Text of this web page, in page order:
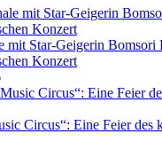
mit Star-Geigerin Bomsori
Konzert
Circus“: Eine Feier des